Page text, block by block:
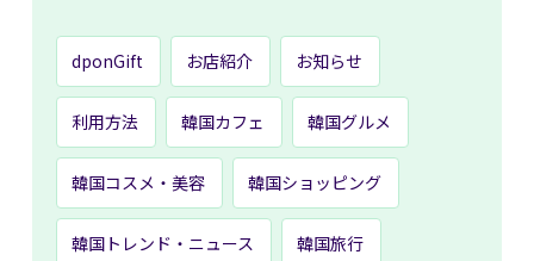
dponGift お店紹介 お知らせ
利用方法 韓国カフェ 韓国グルメ
韓国コスメ・美容 韓国ショッピング
韓国トレンド・ニュース 韓国旅行